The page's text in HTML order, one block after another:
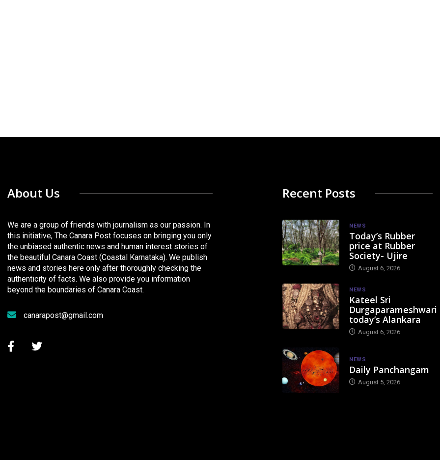
About Us
We are a group of friends with journalism as our passion. In
this initiative, The Canara Post focuses on bringing you only
the unbiased authentic news and human interest stories of
the beautiful Canara Coast (Coastal Karnataka). We publish
news and stories here only after thoroughly checking the
authenticity of facts. We also provide you information
beyond the boundaries of Canara Coast.
canarapost@gmail.com
Recent Posts
NEWS
Today’s Rubber
price at Rubber
Society- Ujire
August 6, 2026
NEWS
Kateel Sri
Durgaparameshwari
today’s Alankara
August 6, 2026
NEWS
Daily Panchangam
August 5, 2026